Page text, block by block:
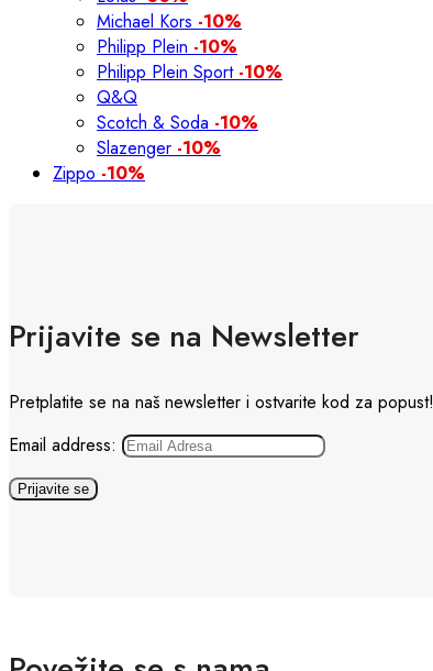
Michael Kors -10%
Philipp Plein -10%
Philipp Plein Sport -10%
Q&Q
Scotch & Soda -10%
Slazenger -10%
Zippo -10%
Prijavite se na Newsletter
Pretplatite se na naš newsletter i ostvarite kod za popust!
Email address: